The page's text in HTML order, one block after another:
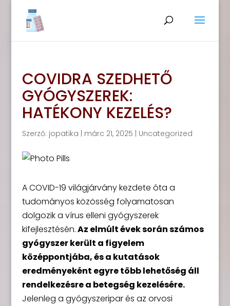
COVIDRA SZEDHETŐ
GYÓGYSZEREK:
HATÉKONY KEZELÉS?
Szerző: jopatika márc 21, 2025 Uncategorized
A COVID-19 világjárvány kezdete óta a
tudományos közösség folyamatosan
dolgozik a vírus elleni gyógyszerek
kifejlesztésén.Az elmúlt évek során számos
gyógyszer került a figyelem
középpontjába, és a kutatások
eredményeként egyre több lehetőség áll
rendelkezésre a betegség kezelésére.
Jelenleg a gyógyszeripar és az orvosi